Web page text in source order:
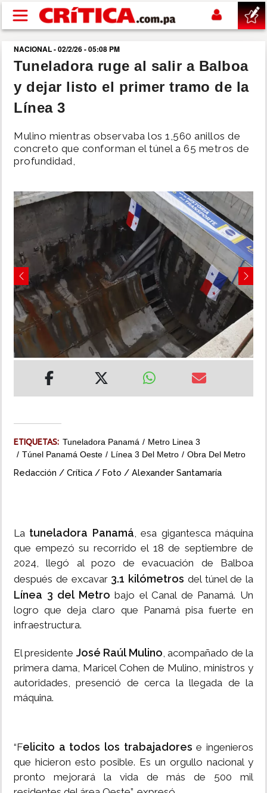
Pasar al contenido principal
buscar
SUCESOS
POLÍTICA
DEPORTES
MUNDO
INSÓLITAS
MULTIMEDIA
IMPRESO
NACIONAL - 02/2/26 - 05:08 PM
Tuneladora ruge al salir a Balboa
y dejar listo el primer tramo de la
Línea 3
Mulino mientras observaba los 1,560 anillos de
concreto que conforman el túnel a 65 metros de
profundidad,
Previous Next
ETIQUETAS: Tuneladora Panamá
Metro Linea 3
Túnel Panamá Oeste
Línea 3 Del Metro Obra Del Metro
Redacción / Crítica / Foto / Alexander Santamaría
La tuneladora Panamá, esa gigantesca máquina
que empezó su recorrido el 18 de septiembre de
2024, llegó al pozo de evacuación de Balboa
después de excavar 3.1 kilómetros del túnel de la
Línea 3 del Metro bajo el Canal de Panamá. Un
logro que deja claro que Panamá pisa fuerte en
infraestructura.
El presidente José Raúl Mulino, acompañado de la
primera dama, Maricel Cohen de Mulino, ministros y
autoridades, presenció de cerca la llegada de la
máquina.
“Felicito a todos los trabajadorese ingenieros
que hicieron esto posible. Es un orgullo nacional y
pronto mejorará la vida de más de 500 mil